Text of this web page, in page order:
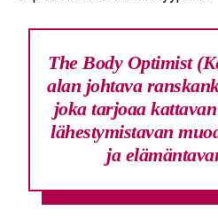
The Body Optimist
alan johtava
joka tarjoaa
lähestymistavan
ja